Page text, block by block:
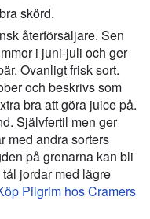
skörd.
återförsäljare. Sen
i juni-juli och ger
Ovanligt frisk sort.
och beskrivs som
bra att göra juice på.
Självfertil men ger
med andra sorters
på grenarna kan bli
jordar med lägre
Pilgrim hos Cramers